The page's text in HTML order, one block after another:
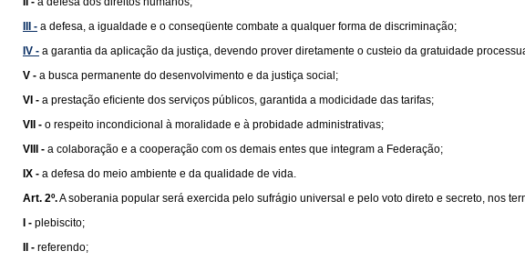
III - a defesa, a igualdade e o conseqüente combate a qualquer forma de discriminação;
IV - a garantia da aplicação da justiça, devendo prover diretamente o custeio da gratuidade
V - a busca permanente do desenvolvimento e da justiça social;
VI - a prestação eﬁciente dos serviços públicos, garantida a modicidade das tarifas;
VII - o respeito incondicional à moralidade e à probidade administrativas;
VIII - a colaboração e a cooperação com os demais entes que integram a Federação;
IX - a defesa do meio ambiente e da qualidade de vida.
Art. 2º.A soberania popular será exercida pelo sufrágio universal e pelo voto direto e secreto, nos
I - plebiscito;
II - referendo;